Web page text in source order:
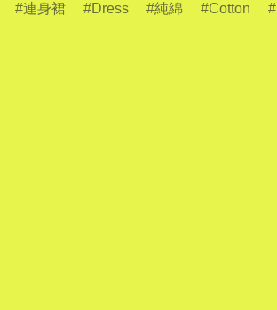
連身裙 Dress 純綿 Cotton